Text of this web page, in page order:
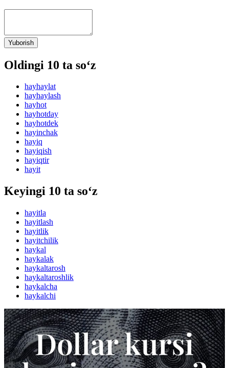
Yuborish
Oldingi 10 ta so‘z
hayhaylat
hayhaylash
hayhot
hayhotday
hayhotdek
hayinchak
hayiq
hayiqish
hayiqtir
hayit
Keyingi 10 ta so‘z
hayitla
hayitlash
hayitlik
hayitchilik
haykal
haykalak
haykaltarosh
haykaltaroshlik
haykalcha
haykalchi